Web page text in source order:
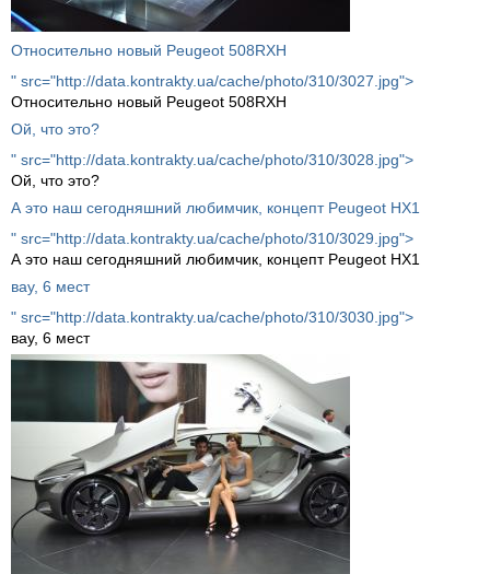
Относительно новый Peugeot 508RXH
" src="http://data.kontrakty.ua/cache/photo/310/3027.jpg">
Относительно новый Peugeot 508RXH
Ой, что это?
" src="http://data.kontrakty.ua/cache/photo/310/3028.jpg">
Ой, что это?
А это наш сегодняшний любимчик, концепт Peugeot HX1
" src="http://data.kontrakty.ua/cache/photo/310/3029.jpg">
А это наш сегодняшний любимчик, концепт Peugeot HX1
вау, 6 мест
" src="http://data.kontrakty.ua/cache/photo/310/3030.jpg">
вау, 6 мест